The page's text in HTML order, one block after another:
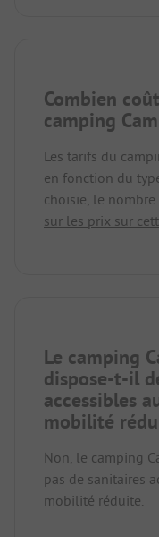
Combien
camping
Les tarifs du
en fonction du
choisie, le nombre
sur les prix sur
Le camping
dispose-t-il
accessibles
mobilité
Non, le camping
pas de sanitaires
mobilité réduite.